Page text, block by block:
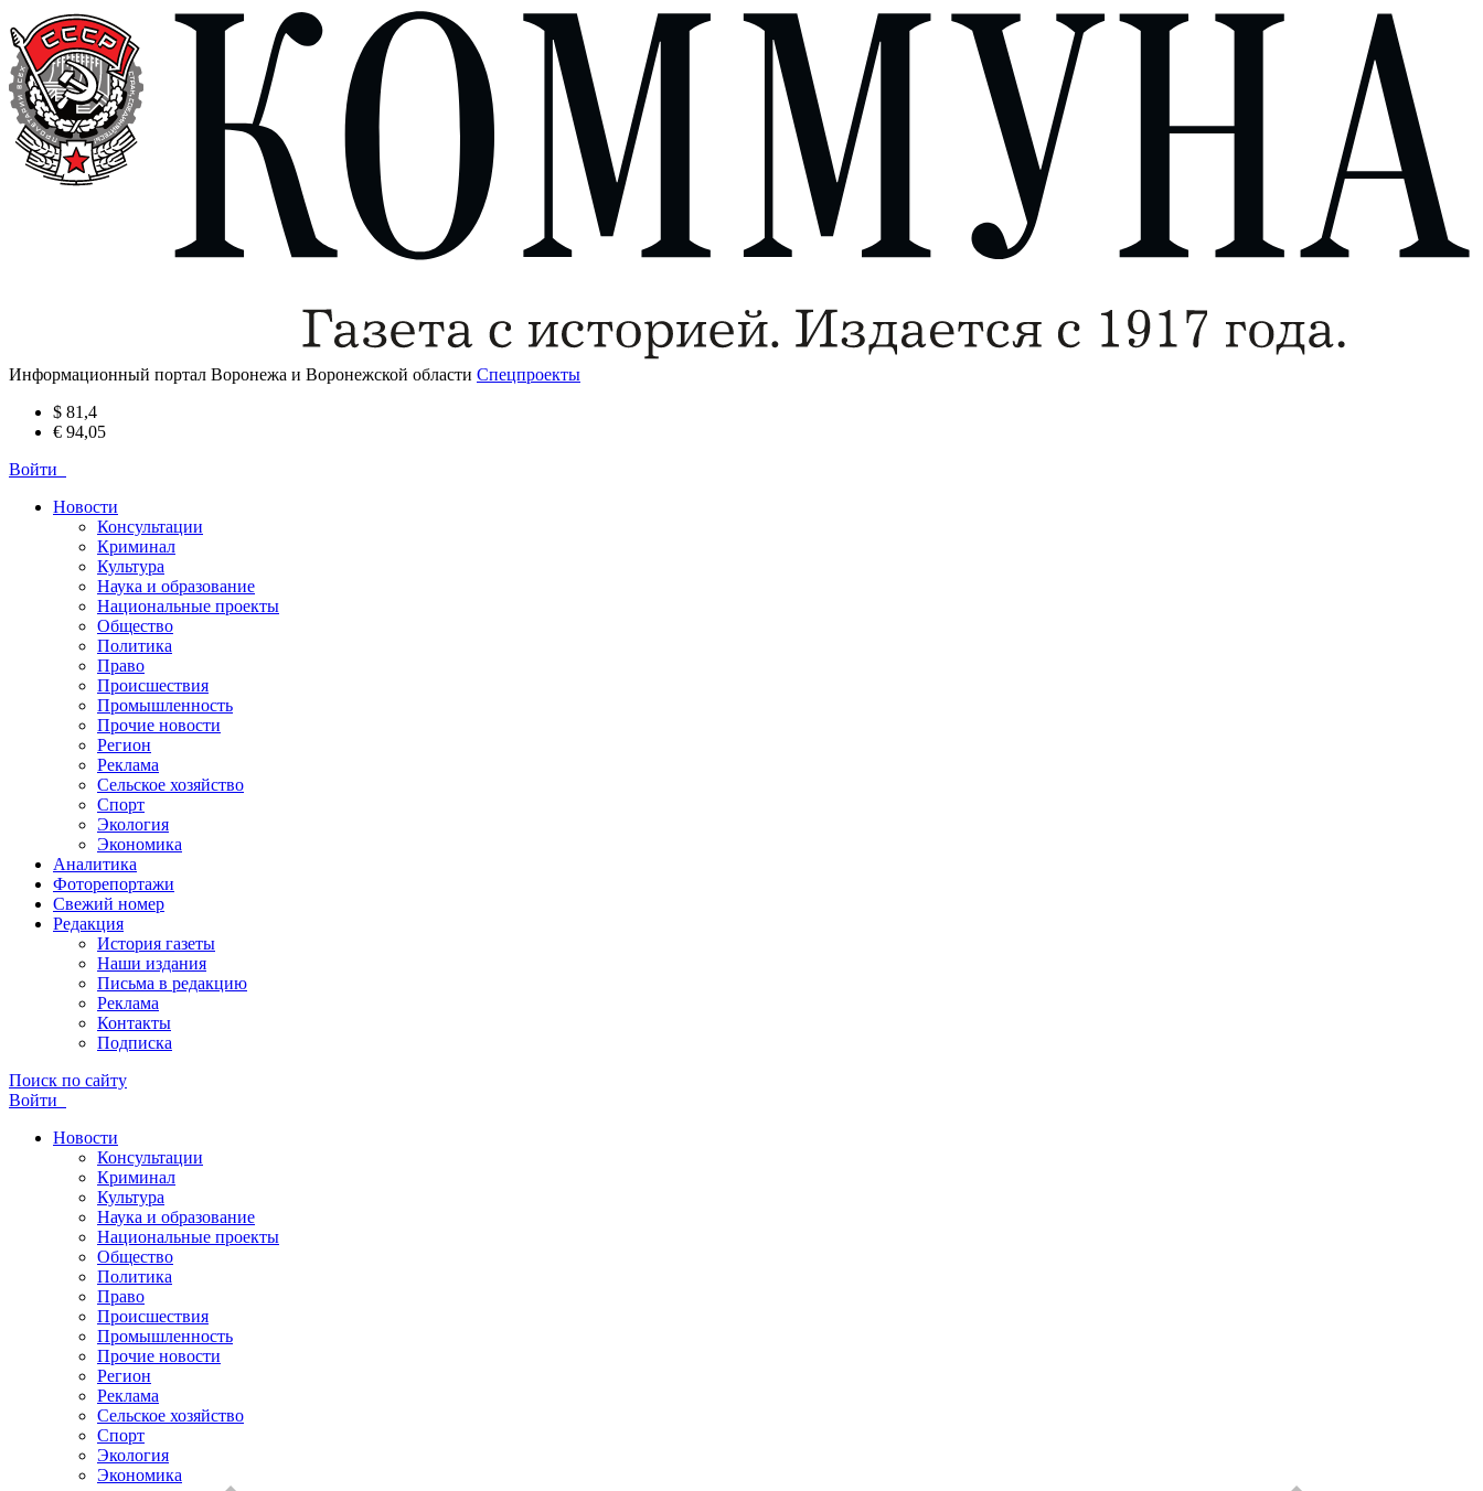
Информационный портал Воронежа и Воронежской области Спецпроекты
$ 81,4
€ 94,05
Войти
Новости
Консультации
Криминал
Культура
Наука и образование
Национальные проекты
Общество
Политика
Право
Происшествия
Промышленность
Прочие новости
Регион
Реклама
Сельское хозяйство
Спорт
Экология
Экономика
Аналитика
Фоторепортажи
Свежий номер
Редакция
История газеты
Наши издания
Письма в редакцию
Реклама
Контакты
Подписка
Поиск по сайту
Войти
Новости
Консультации
Криминал
Культура
Наука и образование
Национальные проекты
Общество
Политика
Право
Происшествия
Промышленность
Прочие новости
Регион
Реклама
Сельское хозяйство
Спорт
Экология
Экономика